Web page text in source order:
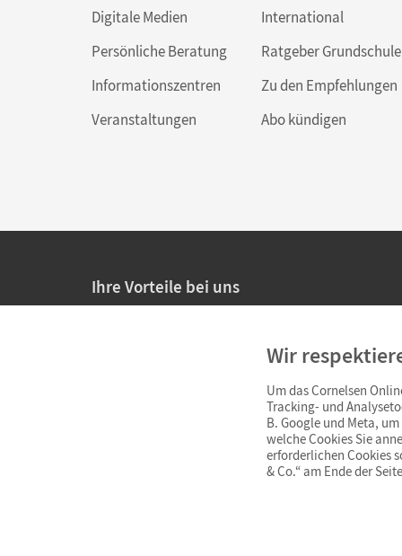
Digitale Medien
Persönliche Beratung
Informationszentren
Veranstaltungen
International
Ratgeber Grundschule
Zu den Empfehlungen
Abo kündigen
Ihre Vorteile bei uns
Persönliche Angebote für Lehrkräfte
Sicheres Einkaufen mit SSL-Verschlüsselung
Widerrufsfristvon 4 Wochen
Schnelle und einfache Retourenabwicklung
Wir
Um das Cornelsen
Tracking- und
B. Google und Meta,
welche Cookies Sie
erforderlichen Cookies
& Co.“ am Ende der